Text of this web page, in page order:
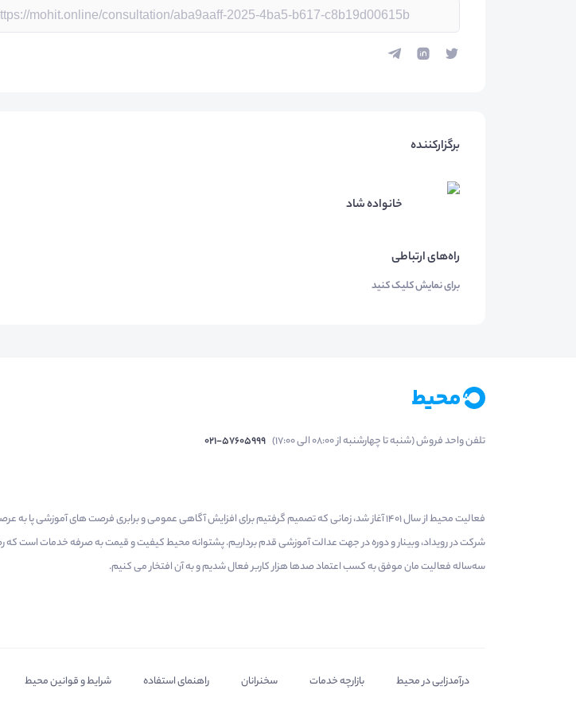
برگزارکننده
خانواده شاد
راه‌های ارتباطی
برای نمایش کلیک کنید
تلفن واحد فروش (شنبه تا چهارشنبه از 08:00 الی 17:00) 021-57605999
فعالیت محیط از سال 1401 آغاز شد، زمانی که تصمیم گرفتیم برای افزایش آگاهی عمومی و برابری فرصت های
شرکت در رویداد، وبینار و دوره در جهت عدالت آموزشی قدم برداریم. پشتوانه محیط کیفیت و قیمت به صرفه خدمات است که
سه‌ساله فعالیت مان موفق به کسب اعتماد صدها هزار کاربر فعال شدیم و به آن افتخار می‌ کنیم.
درآمدزایی در محیط بازارچه خدمات سخنرانان راهنمای استفاده شرایط و قوانین محیط